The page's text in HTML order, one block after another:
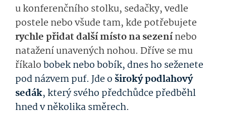
u konferenčního stolku, sedačky, vedle
postele nebo všude tam, kde potřebujete
rychle přidat další místo na sezenínebo
natažení unavených nohou. Dříve se mu
říkalobobek nebo bobík, dnes ho seženete
pod názvem puf.Jde o široký podlahový
sedák, který svého předchůdce předběhl
hned v několika směrech.